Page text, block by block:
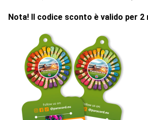
Nota! Il codice sconto è valido per 2